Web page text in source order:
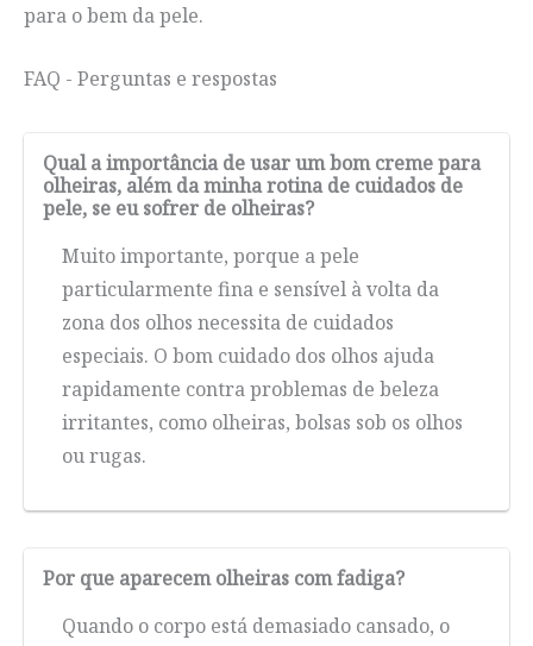
para o bem da pele.
FAQ - Perguntas e respostas
Qual a importância de usar um bom creme para
olheiras, além da minha rotina de cuidados de
pele, se eu sofrer de olheiras?
Muito importante, porque a pele
particularmente fina e sensível à volta da
zona dos olhos necessita de cuidados
especiais. O bom cuidado dos olhos ajuda
rapidamente contra problemas de beleza
irritantes, como olheiras, bolsas sob os olhos
ou rugas.
Por que aparecem olheiras com fadiga?
Quando o corpo está demasiado cansado, o